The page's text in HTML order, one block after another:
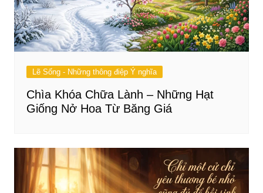
Lẽ Sống - Những thông điệp Ý nghĩa
Chìa Khóa Chữa Lành – Những Hạt
Giống Nở Hoa Từ Băng Giá